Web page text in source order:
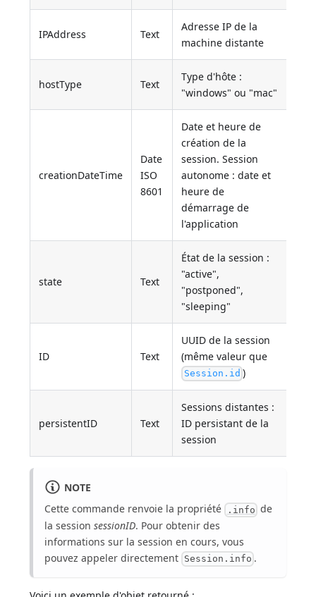
IPAddress Text
Adresse IP de la
machine distante
hostType Text
Type d'hôte :
"windows" ou "mac"
creationDateTime
Date
ISO
8601
Date et heure de
création de la
session. Session
autonome : date et
heure de
démarrage de
l'application
state Text
État de la session :
"active",
"postponed",
"sleeping"
ID Text
UUID de la session
(même valeur que
Session.id )
persistentID Text
Sessions distantes :
ID persistant de la
session
NOTE
Cette commande renvoie la propriété .info de
la sessionsessionID. Pour obtenir des
informations sur la session en cours, vous
pouvez appeler directement Session.info .